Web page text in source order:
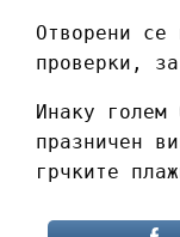
Отворени
проверки,
Инаку голем
празничен
грчките